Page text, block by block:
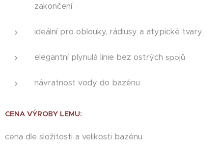
zakončení
ideální pro oblouky, rádiusy a atypické tvary
elegantní plynulá linie bez ostrých spojů
návratnost vody do bazénu
CENA VÝROBY LEMU:
cena dle složitosti a velikosti bazénu